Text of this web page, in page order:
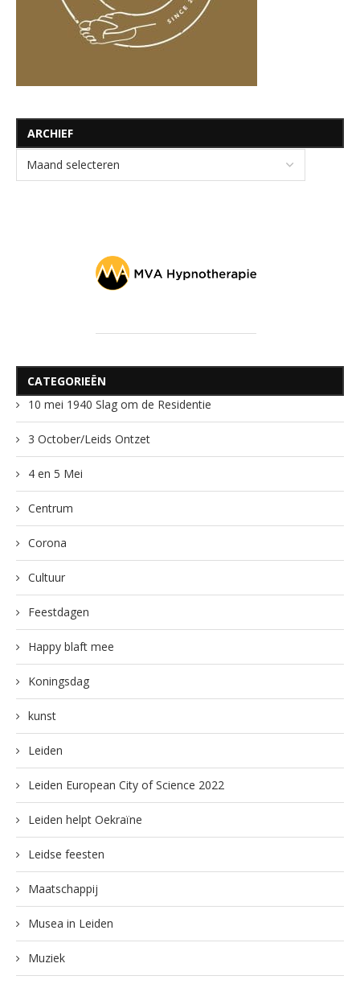
ARCHIEF
CATEGORIEËN
10 mei 1940 Slag om de Residentie
3 October/Leids Ontzet
4 en 5 Mei
Centrum
Corona
Cultuur
Feestdagen
Happy blaft mee
Koningsdag
kunst
Leiden
Leiden European City of Science 2022
Leiden helpt Oekraïne
Leidse feesten
Maatschappij
Musea in Leiden
Muziek